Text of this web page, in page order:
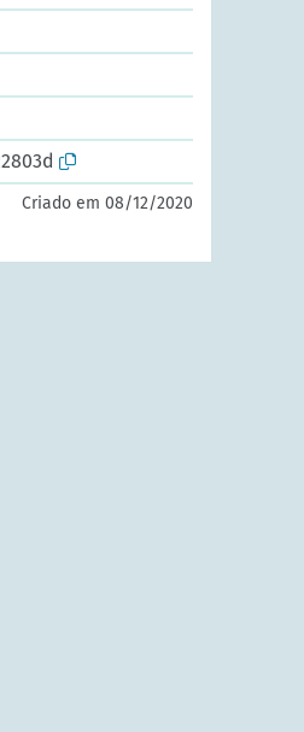
Criado em 08/12/2020